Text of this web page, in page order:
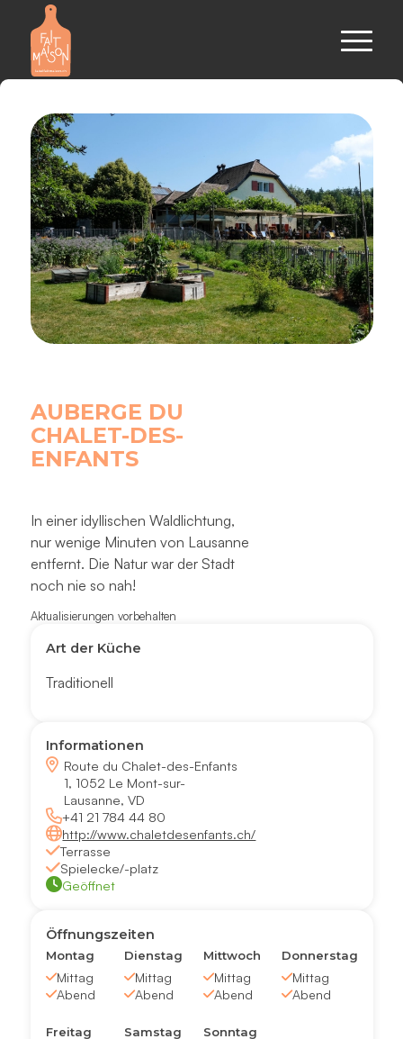
AUBERGE DU
CHALET-DES-
ENFANTS
In einer idyllischen Waldlichtung,
nur wenige Minuten von Lausanne
entfernt. Die Natur war der Stadt
noch nie so nah!
Aktualisierungen vorbehalten
Art der Küche
Traditionell
Informationen
Route du Chalet-des-Enfants
1, 1052 Le Mont-sur-
Lausanne, VD
+41 21 784 44 80
http://www.chaletdesenfants.ch/
Terrasse
Spielecke/-platz
Geöffnet
Öffnungszeiten
Montag
Mittag
Abend
Dienstag
Mittag
Abend
Mittwoch
Mittag
Abend
Donnerstag
Mittag
Abend
Freitag Samstag Sonntag